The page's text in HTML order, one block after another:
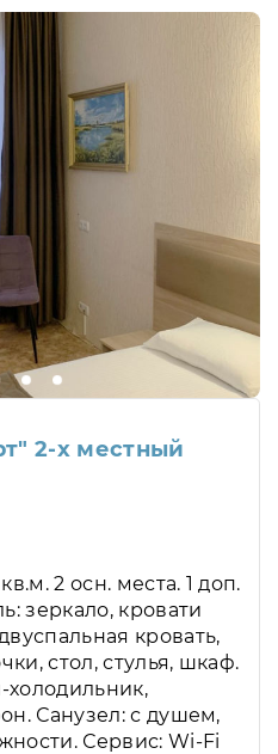
2-х местный
2 осн. места. 1 доп.
зеркало, кровати
кровать,
стол, стулья, шкаф.
Санузел: с душем,
Сервис: Wi-Fi